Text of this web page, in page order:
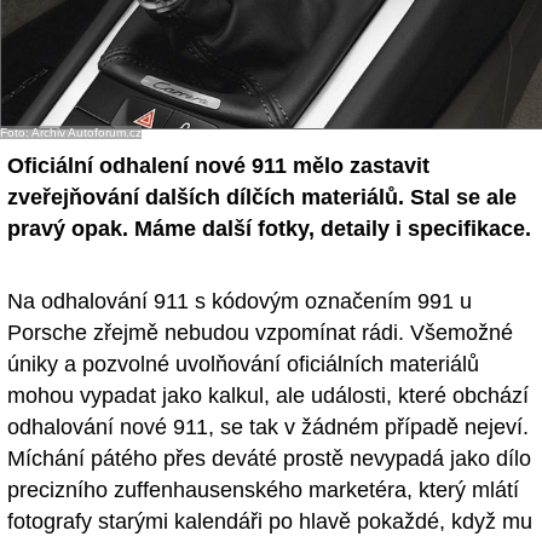
Foto: Archiv Autoforum.cz
Oficiální odhalení nové 911 mělo zastavit
zveřejňování dalších dílčích materiálů. Stal se ale
pravý opak. Máme další fotky, detaily i specifikace.
Na odhalování 911 s kódovým označením 991 u
Porsche zřejmě nebudou vzpomínat rádi. Všemožné
úniky a pozvolné uvolňování oficiálních materiálů
mohou vypadat jako kalkul, ale události, které obchází
odhalování nové 911, se tak v žádném případě nejeví.
Míchání pátého přes deváté prostě nevypadá jako dílo
precizního zuffenhausenského marketéra, který mlátí
fotografy starými kalendáři po hlavě pokaždé, když mu